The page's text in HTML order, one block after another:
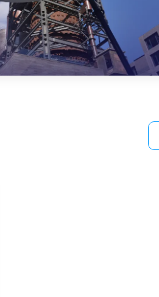
Filtre par sous-type
Connaissance (8)
Média (4)